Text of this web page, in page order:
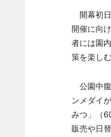
開幕初日
開催に向
者には園
策を楽し
公園中腹
ンメダイ
みつ」（
販売や日